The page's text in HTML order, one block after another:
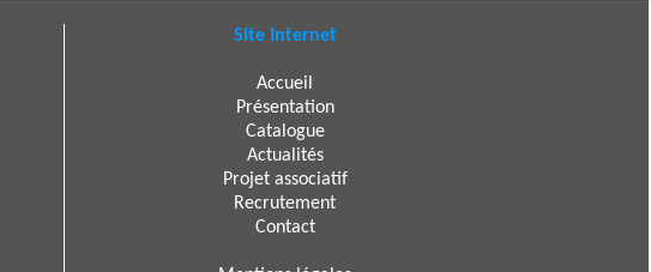
Site Internet
Accueil
Présentation
Catalogue
Actualités
Projet associatif
Recrutement
Contact